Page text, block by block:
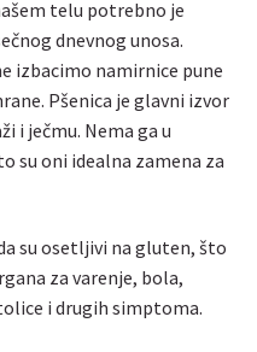
telu potrebno je
dnevnog unosa.
izbacimo namirnice pune
Pšenica je glavni izvor
i ječmu. Nema ga u
su oni idealna zamena za
su osetljivi na gluten, što
za varenje, bola,
i drugih simptoma.